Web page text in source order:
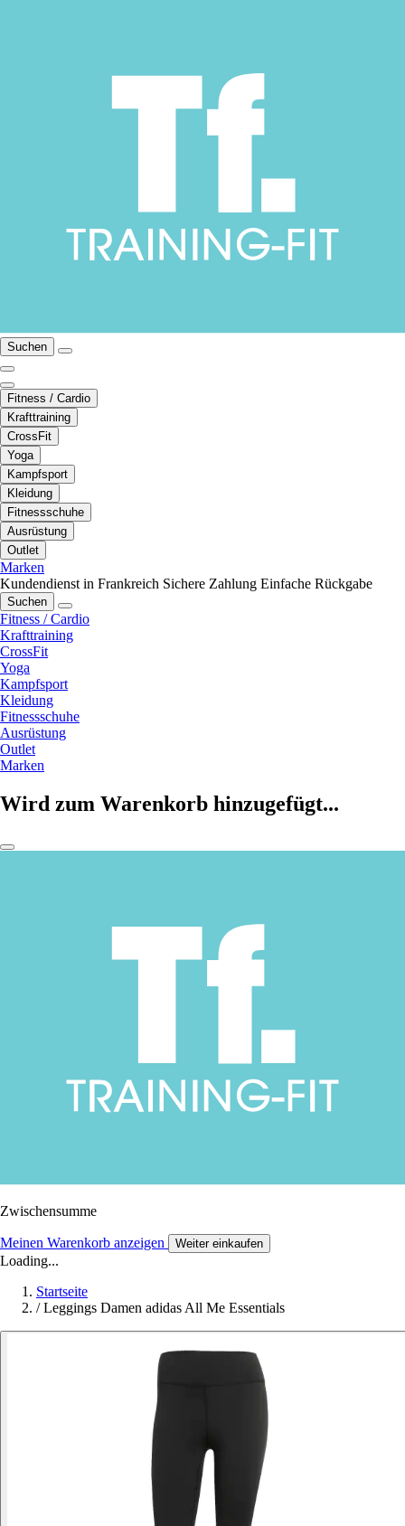
Suchen
Fitness / Cardio
Krafttraining
CrossFit
Yoga
Kampfsport
Kleidung
Fitnessschuhe
Ausrüstung
Outlet
Marken
Kundendienst in Frankreich Sichere Zahlung Einfache Rückgabe
Suchen
Fitness / Cardio
Krafttraining
CrossFit
Yoga
Kampfsport
Kleidung
Fitnessschuhe
Ausrüstung
Outlet
Marken
Wird zum Warenkorb hinzugefügt...
Zwischensumme
Meinen Warenkorb anzeigen Weiter einkaufen
Loading...
Startseite
/ Leggings Damen adidas All Me Essentials